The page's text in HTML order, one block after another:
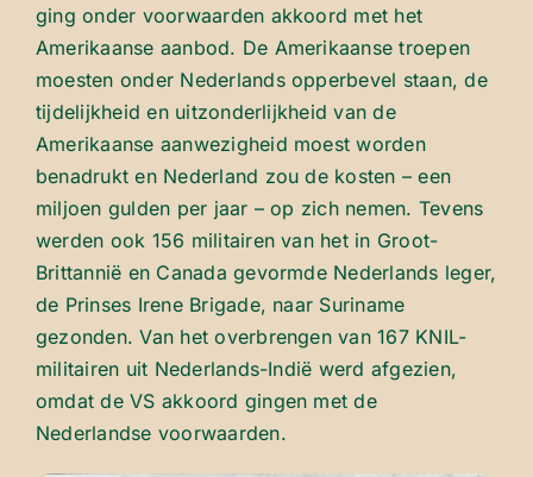
ging onder voorwaarden akkoord met het
Amerikaanse aanbod. De Amerikaanse troepen
moesten onder Nederlands opperbevel staan, de
tijdelijkheid en uitzonderlijkheid van de
Amerikaanse aanwezigheid moest worden
benadrukt en Nederland zou de kosten – een
miljoen gulden per jaar – op zich nemen. Tevens
werden ook 156 militairen van het in Groot-
Brittannië en Canada gevormde Nederlands leger,
de Prinses Irene Brigade, naar Suriname
gezonden. Van het overbrengen van 167 KNIL-
militairen uit Nederlands-Indië werd afgezien,
omdat de VS akkoord gingen met de
Nederlandse voorwaarden.